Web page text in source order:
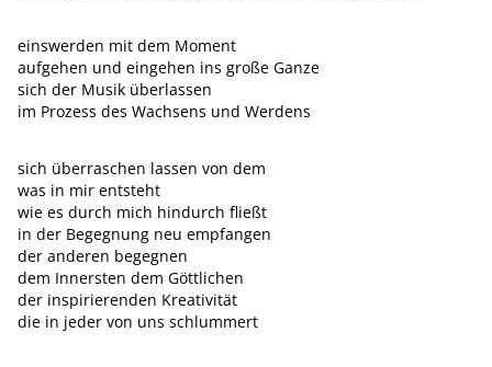
einswerden mit dem Moment
aufgehen und eingehen ins große Ganze
sich der Musik überlassen
im Prozess des Wachsens und Werdens
sich überraschen lassen von dem
was in mir entsteht
wie es durch mich hindurch fließt
in der Begegnung neu empfangen
der anderen begegnen
dem Innersten dem Göttlichen
der inspirierenden Kreativität
die in jeder von uns schlummert